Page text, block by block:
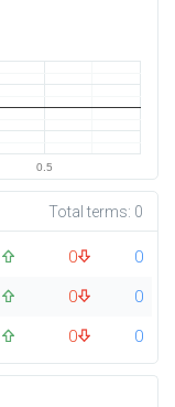
0.5
Total terms: 0
0
0
0
0
0 0